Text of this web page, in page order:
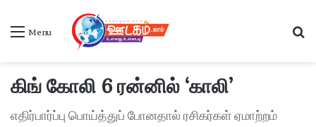
Menu
கிங் கோலி 6 ரன்னில் ‘காலி’
எதிர்பார்ப்பு பொய்த்துப் போனதால் ரசிகர்கள் ஏமாற்றம்